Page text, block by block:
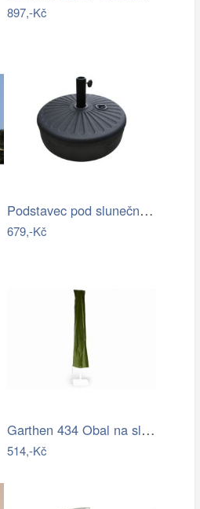
897,-Kč
Podstavec pod slunečník Houseland Bixi…
679,-Kč
Garthen 434 Obal na slunečník s…
514,-Kč